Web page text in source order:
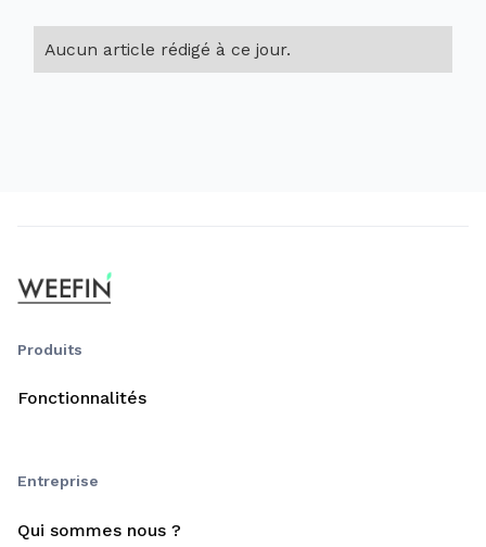
Aucun article rédigé à ce jour.
Produits
Fonctionnalités
Entreprise
Qui sommes nous ?